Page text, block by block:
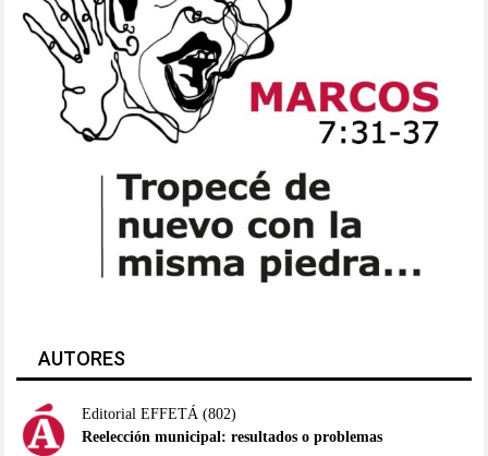
AUTORES
Editorial EFFETÁ(802)
Reelección municipal: resultados o problemas